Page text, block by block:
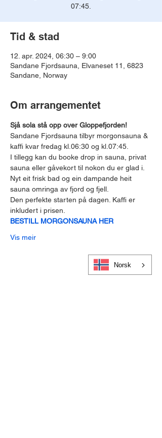
07:45.
Tid & stad
12. apr. 2024, 06:30 – 9:00
Sandane Fjordsauna, Elvaneset 11, 6823
Sandane, Norway
Om arrangementet
Sjå sola stå opp over Gloppefjorden!
Sandane Fjordsauna tilbyr morgonsauna &
kaffi kvar fredag kl.06:30 og kl.07:45.
I tillegg kan du booke drop in sauna, privat
sauna eller gåvekort til nokon du er glad i.
Nyt eit frisk bad og ein dampande heit
sauna omringa av fjord og fjell.
Den perfekte starten på dagen. Kaffi er
inkludert i prisen.
BESTILL MORGONSAUNA HER
Vis meir
Norsk